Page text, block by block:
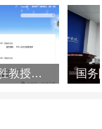
喜报｜陈文胜教授团队荣获第十届教育部科学研究优秀成果奖（人文